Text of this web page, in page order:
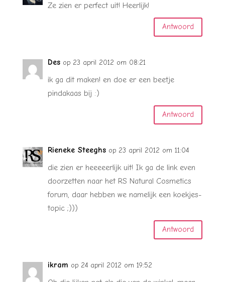
Ze zien er perfect uit! Heerlijk!
Antwoord
Des op 23 april 2012 om 08:21
ik ga dit maken! en doe er een beetje
pindakaas bij :)
Antwoord
Rieneke Steeghs op 23 april 2012 om 11:04
die zien er heeeeerlijk uit! Ik ga de link even
doorzetten naar het RS Natural Cosmetics
forum, daar hebben we namelijk een koekjes-
topic ;)))
Antwoord
ikram op 24 april 2012 om 19:52